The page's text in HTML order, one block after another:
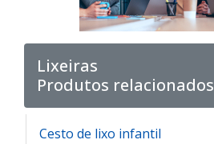
Lixeiras
Produtos relacionados
Cesto de lixo infantil